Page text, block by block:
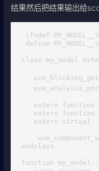
结果然后把结果输出给
`ifndef
`define
class my_model
extern function
extern function
extern virtual
endclass
function